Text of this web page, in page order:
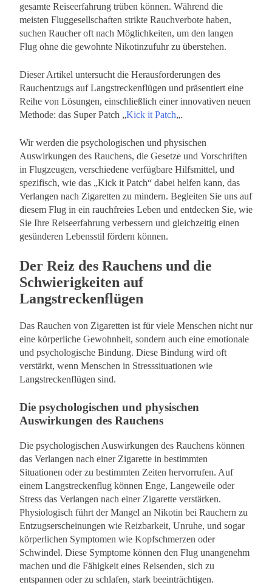
gesamte Reiseerfahrung trüben können. Während die
meisten Fluggesellschaften strikte Rauchverbote haben,
suchen Raucher oft nach Möglichkeiten, um den langen
Flug ohne die gewohnte Nikotinzufuhr zu überstehen.
Dieser Artikel untersucht die Herausforderungen des
Rauchentzugs auf Langstreckenflügen und präsentiert eine
Reihe von Lösungen, einschließlich einer innovativen neuen
Methode: das Super Patch „Kick it Patch„.
Wir werden die psychologischen und physischen
Auswirkungen des Rauchens, die Gesetze und Vorschriften
in Flugzeugen, verschiedene verfügbare Hilfsmittel, und
spezifisch, wie das „Kick it Patch“ dabei helfen kann, das
Verlangen nach Zigaretten zu mindern. Begleiten Sie uns auf
diesem Flug in ein rauchfreies Leben und entdecken Sie, wie
Sie Ihre Reiseerfahrung verbessern und gleichzeitig einen
gesünderen Lebensstil fördern können.
Der Reiz des Rauchens und die
Schwierigkeiten auf
Langstreckenflügen
Das Rauchen von Zigaretten ist für viele Menschen nicht nur
eine körperliche Gewohnheit, sondern auch eine emotionale
und psychologische Bindung. Diese Bindung wird oft
verstärkt, wenn Menschen in Stresssituationen wie
Langstreckenflügen sind.
Die psychologischen und physischen
Auswirkungen des Rauchens
Die psychologischen Auswirkungen des Rauchens können
das Verlangen nach einer Zigarette in bestimmten
Situationen oder zu bestimmten Zeiten hervorrufen. Auf
einem Langstreckenflug können Enge, Langeweile oder
Stress das Verlangen nach einer Zigarette verstärken.
Physiologisch führt der Mangel an Nikotin bei Rauchern zu
Entzugserscheinungen wie Reizbarkeit, Unruhe, und sogar
körperlichen Symptomen wie Kopfschmerzen oder
Schwindel. Diese Symptome können den Flug unangenehm
machen und die Fähigkeit eines Reisenden, sich zu
entspannen oder zu schlafen, stark beeinträchtigen.